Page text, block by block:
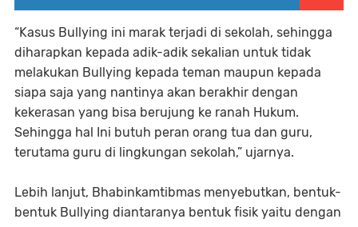
“Kasus Bullying ini marak terjadi di sekolah, sehingga
diharapkan kepada adik-adik sekalian untuk tidak
melakukan Bullying kepada teman maupun kepada
siapa saja yang nantinya akan berakhir dengan
kekerasan yang bisa berujung ke ranah Hukum.
Sehingga hal Ini butuh peran orang tua dan guru,
terutama guru di lingkungan sekolah,” ujarnya.
Lebih lanjut, Bhabinkamtibmas menyebutkan, bentuk-
bentuk Bullying diantaranya bentuk fisik yaitu dengan